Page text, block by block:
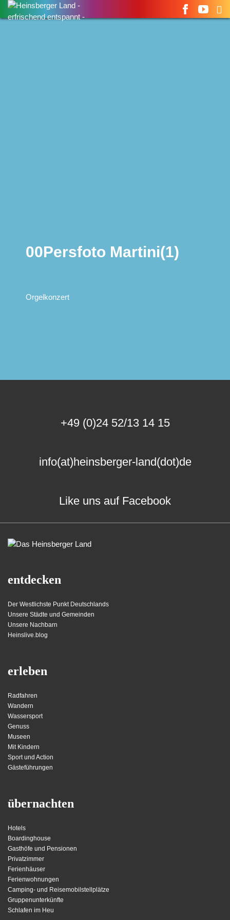
Suchen
nach:
00Persfoto Martini(1)
Orgelkonzert
+49 (0)24 52/13 14 15
info(at)heinsberger-land(dot)de
Like uns auf Facebook
entdecken
Der Westlichste Punkt Deutschlands
Unsere Städte und Gemeinden
Unsere Nachbarn
Heinslive.blog
erleben
Radfahren
Wandern
Wassersport
Genuss
Museen
Mit Kindern
Sport und Action
Gästeführungen
übernachten
Hotels
Boardinghouse
Gasthöfe und Pensionen
Privatzimmer
Ferienhäuser
Ferienwohnungen
Camping- und Reisemobilstellplätze
Gruppenunterkünfte
Schlafen im Heu